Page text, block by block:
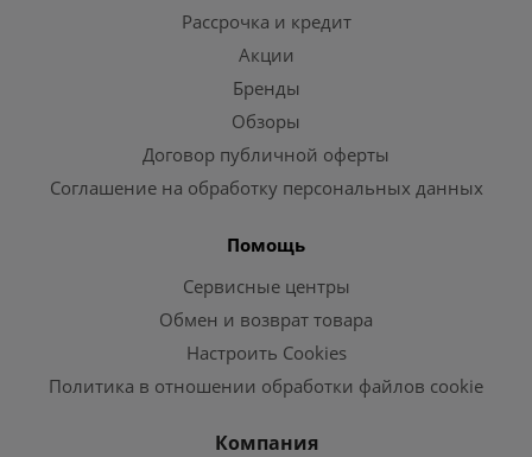
Рассрочка и кредит
Акции
Бренды
Обзоры
Договор публичной оферты
Соглашение на обработку персональных данных
Помощь
Сервисные центры
Обмен и возврат товара
Настроить Cookies
Политика в отношении обработки файлов cookie
Компания